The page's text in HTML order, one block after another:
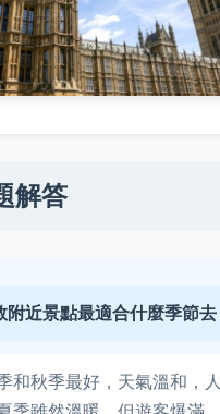
解答
附近景點最適合什麼季節去
和秋季最好，天氣溫和，